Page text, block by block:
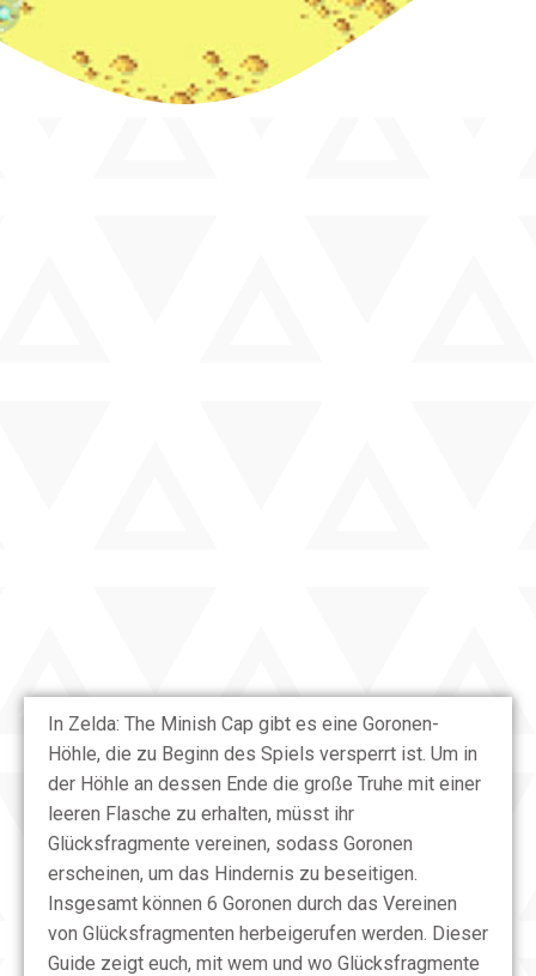
In Zelda: The Minish Cap gibt es eine Goronen-
Höhle, die zu Beginn des Spiels versperrt ist. Um in
der Höhle an dessen Ende die große Truhe mit einer
leeren Flasche zu erhalten, müsst ihr
Glücksfragmente vereinen, sodass Goronen
erscheinen, um das Hindernis zu beseitigen.
Insgesamt können 6 Goronen durch das Vereinen
von Glücksfragmenten herbeigerufen werden. Dieser
Guide zeigt euch, mit wem und wo Glücksfragmente